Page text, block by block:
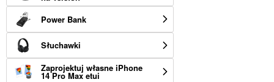
Power Bank
Słuchawki
Zaprojektuj własne iPhone
14 Pro Max etui